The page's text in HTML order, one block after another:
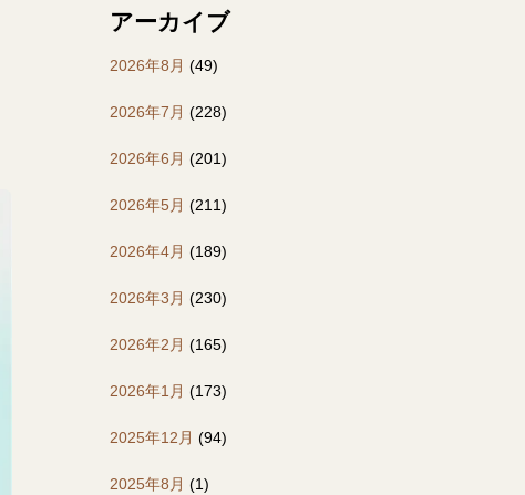
アーカイブ
2026年8月 (49)
2026年7月 (228)
2026年6月 (201)
2026年5月 (211)
2026年4月 (189)
2026年3月 (230)
2026年2月 (165)
2026年1月 (173)
2025年12月 (94)
2025年8月 (1)